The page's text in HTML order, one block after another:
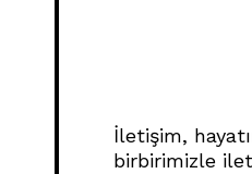
İletişim,
birbirimizle